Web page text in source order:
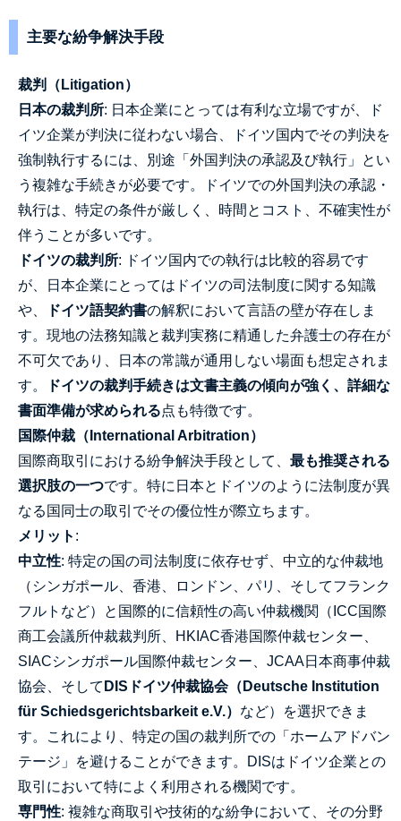
主要な紛争解決手段
裁判（Litigation）
日本の裁判所: 日本企業にとっては有利な立場ですが、ド
イツ企業が判決に従わない場合、ドイツ国内でその判決を
強制執行するには、別途「外国判決の承認及び執行」とい
う複雑な手続きが必要です。ドイツでの外国判決の承認・
執行は、特定の条件が厳しく、時間とコスト、不確実性が
伴うことが多いです。
ドイツの裁判所: ドイツ国内での執行は比較的容易です
が、日本企業にとってはドイツの司法制度に関する知識
や、
ドイツ語契約書の解釈において言語の壁が存在しま
す。現地の法務知識と裁判実務に精通した弁護士の存在が
不可欠であり、日本の常識が通用しない場面も想定されま
す。
ドイツの裁判手続きは文書主義の傾向が強く、詳細な
書面準備が求められる点も特徴です。
国際仲裁（International Arbitration）
国際商取引における紛争解決手段として、 最も推奨される
選択肢の一つです。特に日本とドイツのように法制度が異
なる国同士の取引でその優位性が際立ちます。
メリット :
中立性: 特定の国の司法制度に依存せず、中立的な仲裁地
（シンガポール、香港、ロンドン、パリ、そしてフランク
フルトなど）と国際的に信頼性の高い仲裁機関（ICC国際
商工会議所仲裁裁判所、HKIAC香港国際仲裁センター、
SIACシンガポール国際仲裁センター、JCAA日本商事仲裁
協会、そして DISドイツ仲裁協会（Deutsche Institution
für Schiedsgerichtsbarkeit e.V.） など）を選択できま
す。これにより、特定の国の裁判所での「ホームアドバン
テージ」を避けることができます。DISはドイツ企業との
取引において特によく利用される機関です。
専門性: 複雑な商取引や技術的な紛争において、その分野